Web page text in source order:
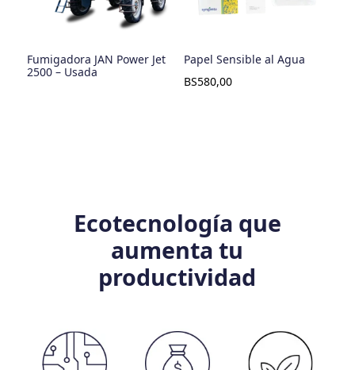
Fumigadora JAN Power Jet
2500 – Usada
Papel Sensible al Agua
BS580,00
Ecotecnología que
aumenta tu
productividad